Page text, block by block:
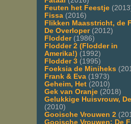
Feuten het Feestje
Fissa (2016)
Flikken Maasstricht, de
De Overloper(2012)
Flodder(1986)
Flodder 2 (Flodder in
Amerika!) (1992)
Flodder 3 (1995)
Foeksia de Miniheks
Frank & Eva (1973)
Geheim, Het (2010)
Gek van Oranje (2018)
Gelukkige Huisvrouw, De
(2010)
Gooische Vrouwen 2
Gooische Vrouwen: De